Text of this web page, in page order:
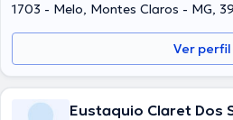
1703 - Melo, Montes Claros - MG,
Ver perfil
Eustaquio Claret Dos